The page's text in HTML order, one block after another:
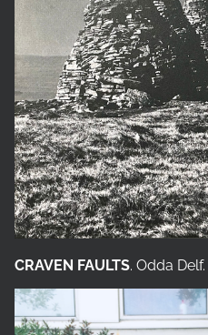
CRAVEN FAULTS. Odda